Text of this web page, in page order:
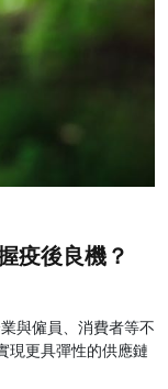
疫後良機？
與僱員、消費者等不
現更具彈性的供應鏈